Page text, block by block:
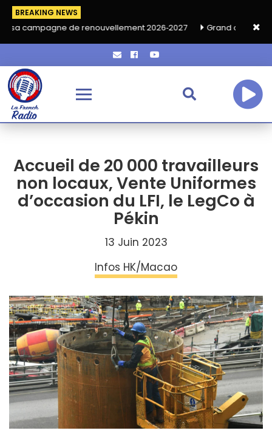
BREAKING NEWS
de renouvellement 2026‑2027 Grand café de rentrée HKA le
Accueil de 20 000 travailleurs
non locaux, Vente Uniformes
d’occasion du LFI, le LegCo à
Pékin
13 Juin 2023
Infos HK/Macao